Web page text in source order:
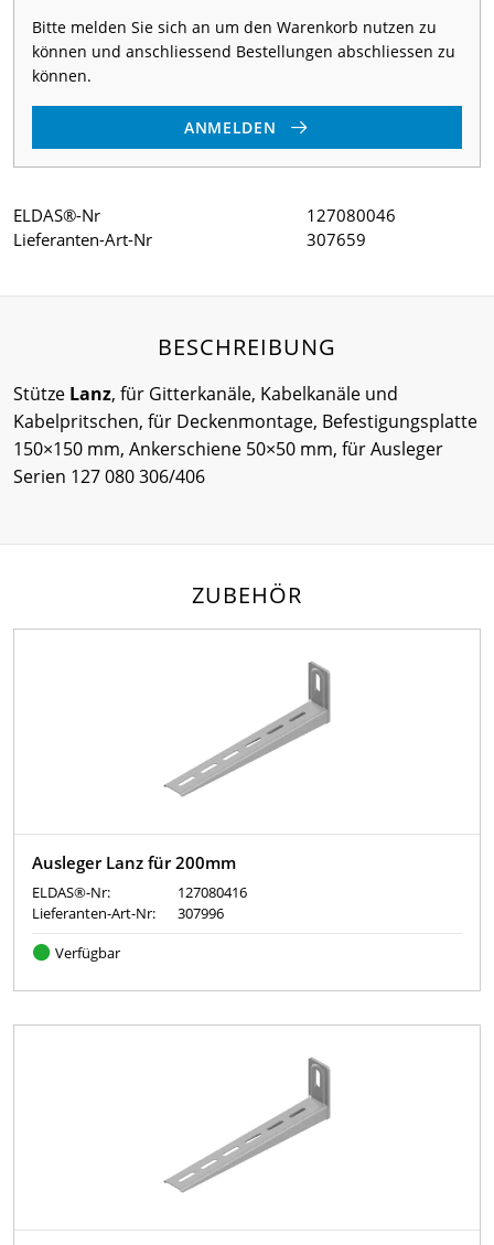
Bitte melden Sie sich an um den Warenkorb nutzen zu
können und anschliessend Bestellungen abschliessen zu
können.
ANMELDEN
ELDAS®-Nr
127080046
Lieferanten-Art-Nr
307659
BESCHREIBUNG
Stütze Lanz, für Gitterkanäle, Kabelkanäle und
Kabelpritschen, für Deckenmontage, Befestigungsplatte
150×150 mm, Ankerschiene 50×50 mm, für Ausleger
Serien 127 080 306/406
ZUBEHÖR
Ausleger Lanz für 200mm
ELDAS®-Nr:
127080416
Lieferanten-Art-Nr:
307996
Verfügbar